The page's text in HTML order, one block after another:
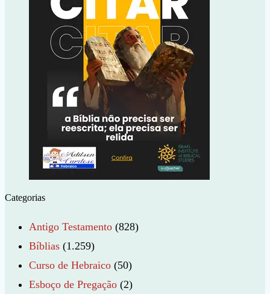
Categorias
Antigo Testamento (828)
Bíblias (1.259)
Curso de Hebraico (50)
Esboço de Pregação (2)